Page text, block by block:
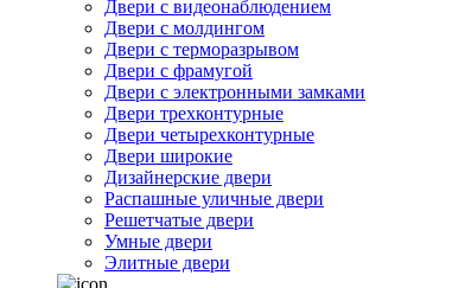
Двери с видеонаблюдением
Двери с молдингом
Двери с терморазрывом
Двери с фрамугой
Двери с электронными замками
Двери трехконтурные
Двери четырехконтурные
Двери широкие
Дизайнерские двери
Распашные уличные двери
Решетчатые двери
Умные двери
Элитные двери